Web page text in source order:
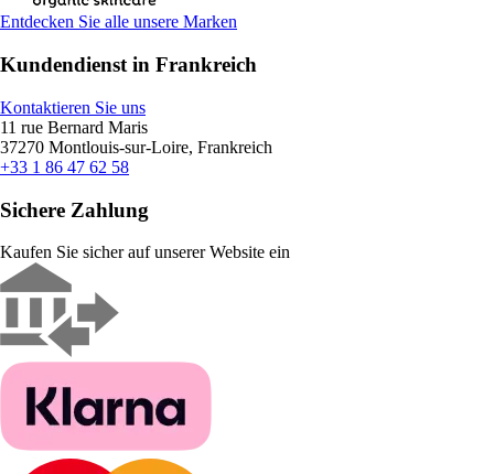
Entdecken Sie alle unsere Marken
Kundendienst in Frankreich
Kontaktieren Sie uns
11 rue Bernard Maris
37270 Montlouis-sur-Loire, Frankreich
+33 1 86 47 62 58
Sichere Zahlung
Kaufen Sie sicher auf unserer Website ein